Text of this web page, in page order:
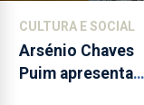
CULTURA E SOCIAL
Arsénio Chaves
Puim apresenta